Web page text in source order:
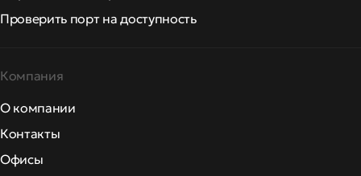
Проверить порт на доступность
Компания
О компании
Контакты
Офисы